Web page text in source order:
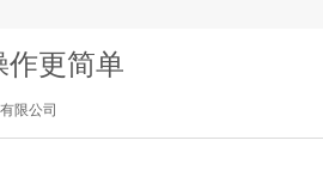
作更简单
限公司